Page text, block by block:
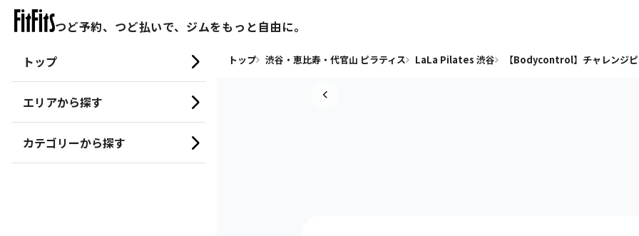
つど予約、つど払いで、ジムをもっと自由に。
トップ
エリアから探す
カテゴリーから探す
トップ 渋谷・恵比寿・代官山 ピラティス LaLa Pilates 渋谷 【Bodycontrol】チャレン